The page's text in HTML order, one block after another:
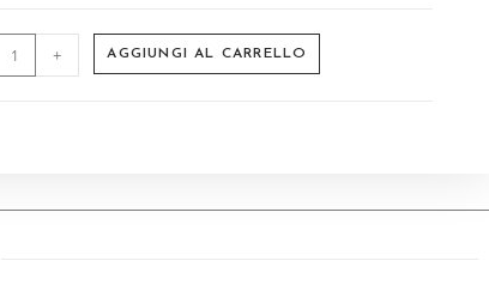
+ AGGIUNGI AL CARRELLO